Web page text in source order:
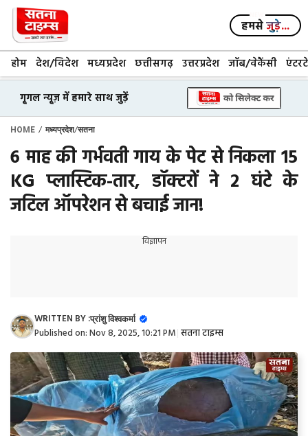
Skip
content
हमसेजुड़े...
होम देश/विदेश मध्यप्रदेश छत्तीसगढ़ उत्तरप्रदेश जॉब/वेकैंसी
गूगल न्यूज़ में हमारे साथ जुड़ें
HOME / मध्यप्रदेश/सतना
6 माह की गर्भवती गाय के पेट से निकला 15
KG प्लास्टिक-तार, डॉक्टरों ने 2 घंटे के
जटिल ऑपरेशन से बचाई जान!
विज्ञापन
WRITTEN BY :प्रांशु विश्वकर्मा
Published on:Nov 8, 2025, 10:21 PM सतना टाइम्स